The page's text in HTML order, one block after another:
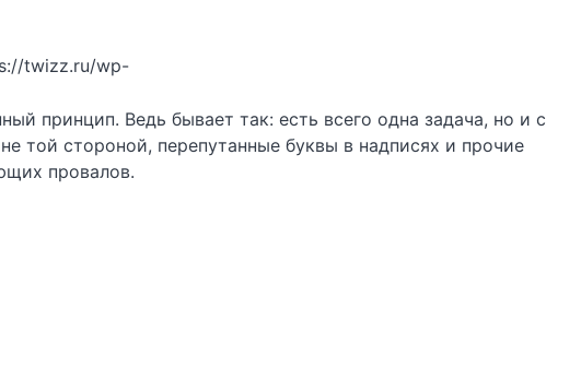
twizz.ru/wp-
принцип. Ведь бывает так: есть всего одна задача, но и с
той стороной, перепутанные буквы в надписях и прочие
провалов.